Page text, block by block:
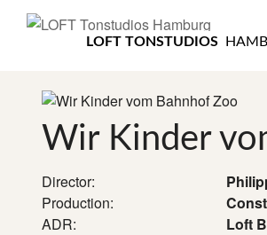
LOFT
TONSTUDIOSLOFT TONSTUDIOS
Wir Kinder
Director:
Production:
ADR:
Loft